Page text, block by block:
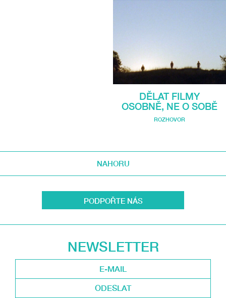
DĚLAT FILMY
OSOBNĚ, NE O SOBĚ
ROZHOVOR
NAHORU
PODPOŘTE NÁS
NEWSLETTER
ODESLAT